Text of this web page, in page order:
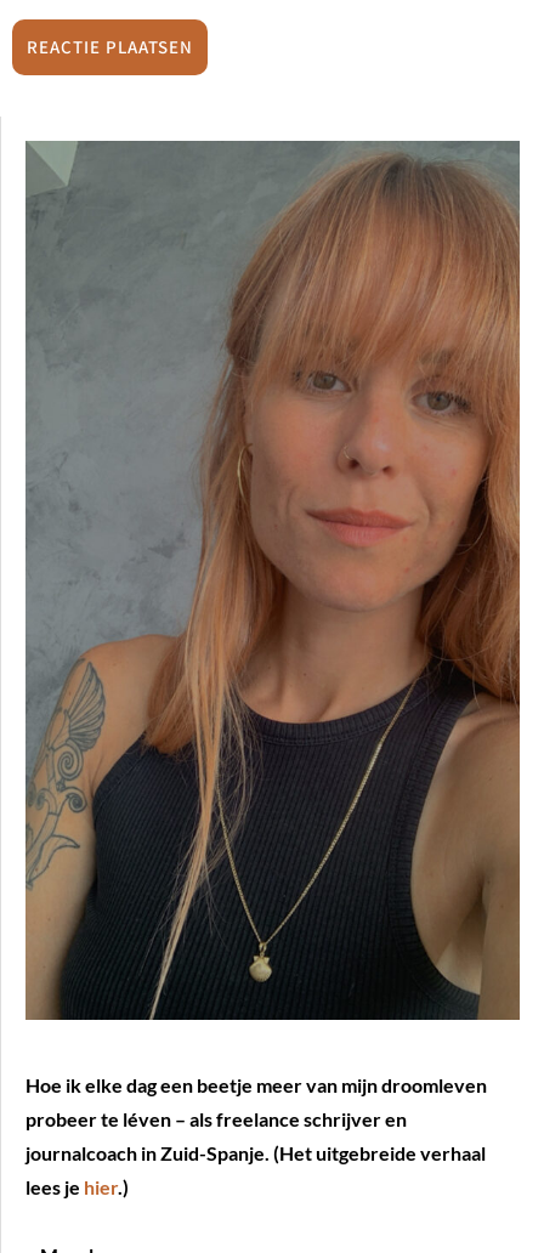
Hoe ik elke dag een beetje meer van mijn droomleven
probeer te léven – als freelance schrijver en
journalcoach in Zuid-Spanje. (Het uitgebreide verhaal
lees je hier.)